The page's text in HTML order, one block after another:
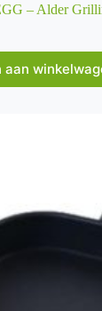
– Alder
aan